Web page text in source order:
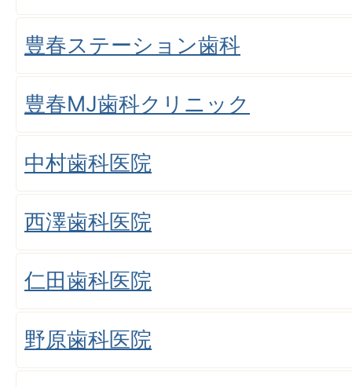
豊春ステーション歯科
豊春MJ歯科クリニック
中村歯科医院
西澤歯科医院
仁田歯科医院
野原歯科医院